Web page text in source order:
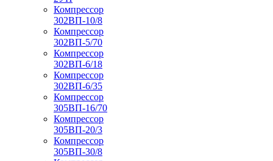
Компрессор
302ВП-10/8
Компрессор
302ВП-5/70
Компрессор
302ВП-6/18
Компрессор
302ВП-6/35
Компрессор
305ВП-16/70
Компрессор
305ВП-20/3
Компрессор
305ВП-30/8